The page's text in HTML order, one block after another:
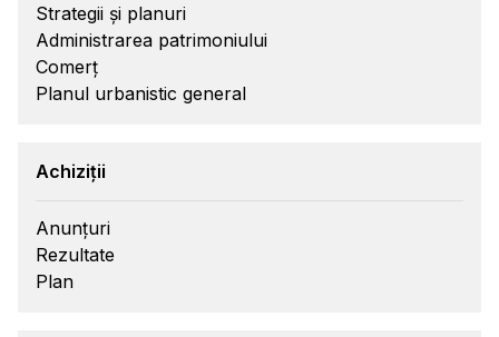
Strategii și planuri
Administrarea patrimoniului
Comerț
Planul urbanistic general
Achiziții
Anunțuri
Rezultate
Plan